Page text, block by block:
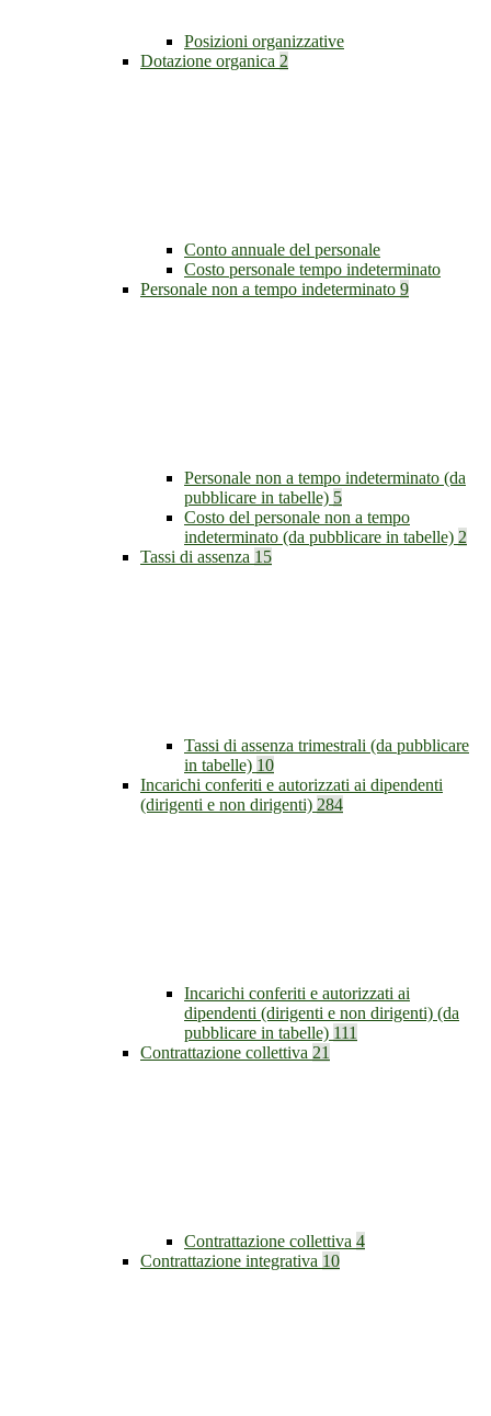
Posizioni organizzative
Dotazione organica 2
Conto annuale del personale
Costo personale tempo indeterminato
Personale non a tempo indeterminato 9
Personale non a tempo indeterminato (da
pubblicare in tabelle) 5
Costo del personale non a tempo
indeterminato (da pubblicare in tabelle) 2
Tassi di assenza 15
Tassi di assenza trimestrali (da pubblicare
in tabelle) 10
Incarichi conferiti e autorizzati ai dipendenti
(dirigenti e non dirigenti) 284
Incarichi conferiti e autorizzati ai
dipendenti (dirigenti e non dirigenti) (da
pubblicare in tabelle) 111
Contrattazione collettiva 21
Contrattazione collettiva 4
Contrattazione integrativa 10